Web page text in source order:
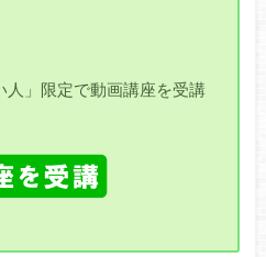
人」限定で動画講座を受講